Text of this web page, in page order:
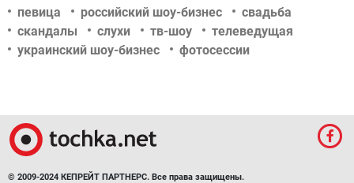
певица
российский шоу-бизнес
свадьба
скандалы
слухи тв-шоу
телеведущая
украинский шоу-бизнес
фотосессии
© 2009-2024 КЕПРЕЙТ ПАРТНЕРС. Все права защищены.